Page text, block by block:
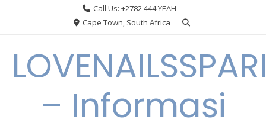
Call Us: +2782 444 YEAH
Cape Town, South Africa
– Informasi